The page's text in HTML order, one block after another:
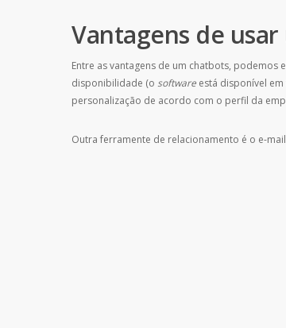
Vantagens de
Entre as vantagens de um chatbots, podemos
disponibilidade (o software está disponível
personalização de acordo com o perfil da
Outra ferramente de relacionamento é o e-